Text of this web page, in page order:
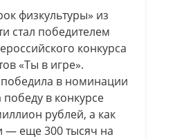
физкультуры» из
стал победителем
конкурса
«Ты в игре».
в номинации
победу в конкурсе
рублей, а как
— еще 300 тысяч на